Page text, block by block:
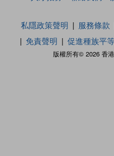
版權所有© 2026 香
私隱政策聲明 服務條款
免責聲明
促進種族平